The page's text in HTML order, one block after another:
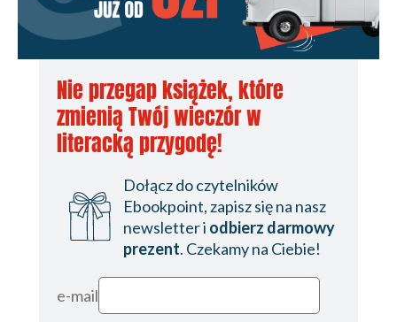
Nie przegap książek, które
zmienią Twój wieczór w
literacką przygodę!
Dołącz do czytelników
Ebookpoint, zapisz się na nasz
newsletter i odbierz darmowy
prezent. Czekamy na Ciebie!
e-mail